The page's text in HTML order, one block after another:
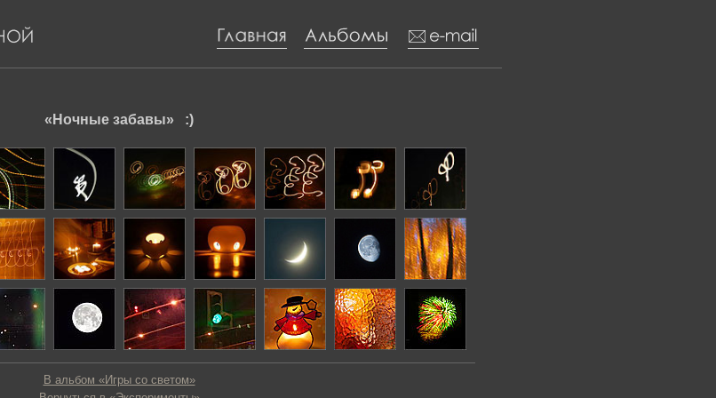
«Ночные забавы» :)
В альбом «Игры со светом»